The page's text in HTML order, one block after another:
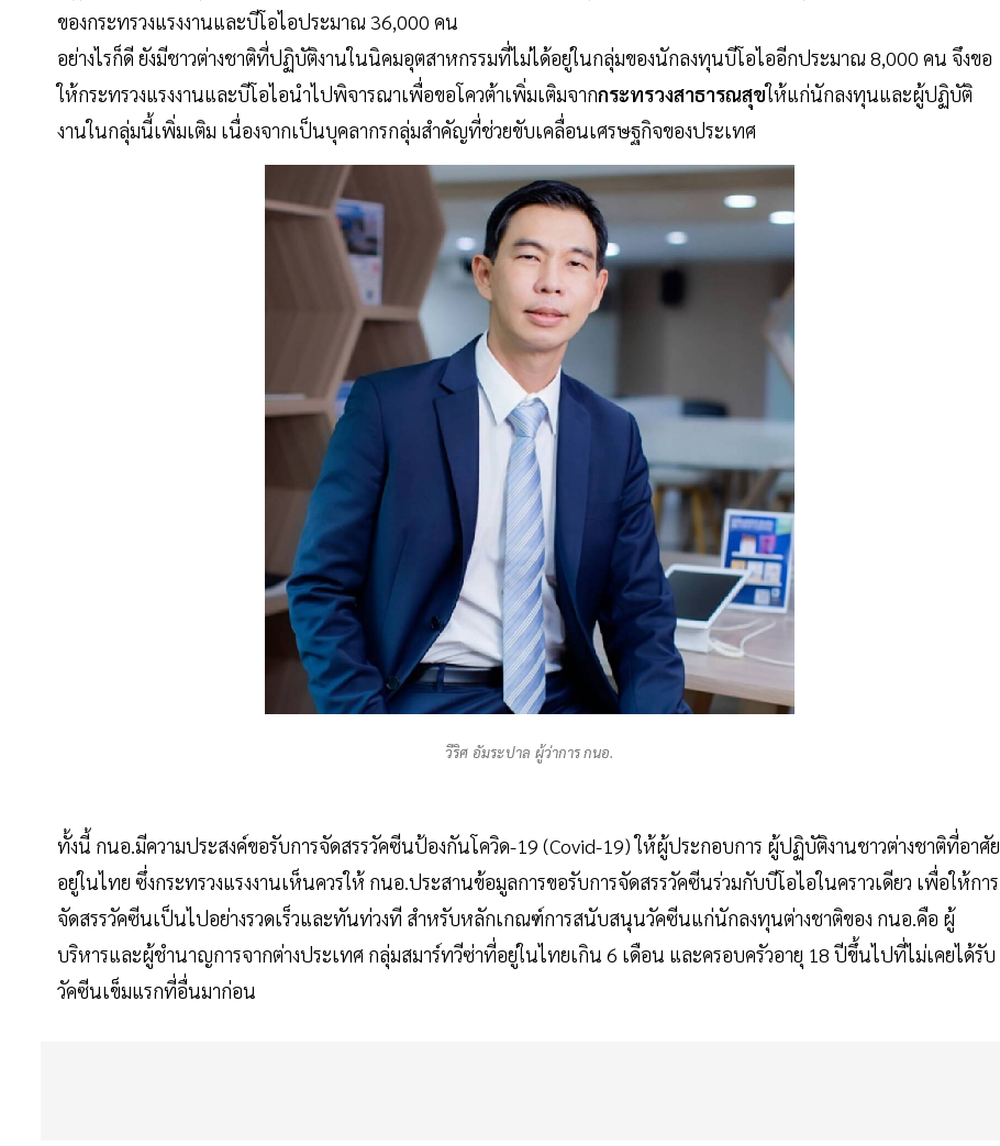
ของกระทรวงแรงงานและบีโอไอประมาณ 36,000 คน
อย่างไรก็ดี ยังมีชาวต่างชาติที่ปฏิบัติงานในนิคมอุตสาหกรรมที่ไม่ได้อยู่ในกลุ่มของนักลงทุนบีโอไออีกประมาณ 8,000 คน จึงขอ
ให้กระทรวงแรงงานและบีโอไอนำไปพิจารณาเพื่อขอโควต้าเพิ่มเติมจากกระทรวงสาธารณสุขให้แก่นักลงทุนและผู้ปฏิบัติ
งานในกลุ่มนี้เพิ่มเติม เนื่องจากเป็นบุคลากรกลุ่มสำคัญที่ช่วยขับเคลื่อนเศรษฐกิจของประเทศ
วีริศ อัมระปาล ผู้ว่าการ กนอ.
ทั้งนี้ กนอ.มีความประสงค์ขอรับการจัดสรรวัคซีนป้องกันโควิด-19 (Covid-19) ให้ผู้ประกอบการ ผู้ปฏิบัติงานชาวต่างชาติที่อาศัย
อยู่ในไทย ซึ่งกระทรวงแรงงานเห็นควรให้ กนอ.ประสานข้อมูลการขอรับการจัดสรรวัคซีนร่วมกับบีโอไอในคราวเดียว เพื่อให้การ
จัดสรรวัคซีนเป็นไปอย่างรวดเร็วและทันท่วงที สำหรับหลักเกณฑ์การสนับสนุนวัคซีนแก่นักลงทุนต่างชาติของ กนอ.คือ ผู้
บริหารและผู้ชำนาญการจากต่างประเทศ กลุ่มสมาร์ทวีซ่าที่อยู่ในไทยเกิน 6 เดือน และครอบครัวอายุ 18 ปีขึ้นไปที่ไม่เคยได้รับ
วัคซีนเข็มแรกที่อื่นมาก่อน